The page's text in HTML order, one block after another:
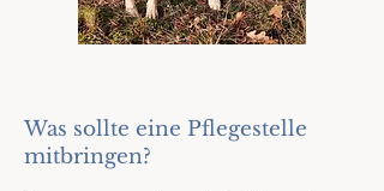
​​Was sollte eine Pflegestelle
mitbringen?